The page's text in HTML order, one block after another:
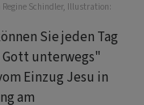
Schindler, Illustration:
Sie jeden Tag
unterwegs"
Einzug Jesu in
am